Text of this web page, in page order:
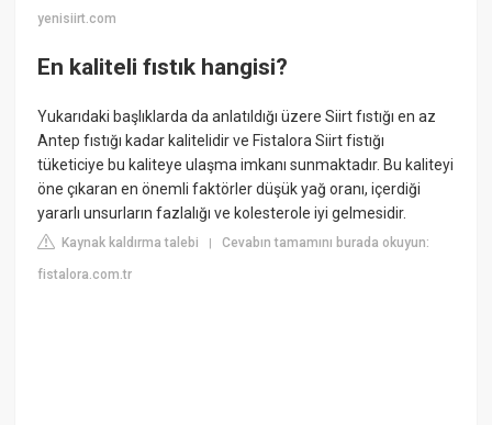
yenisiirt.com
En kaliteli fıstık hangisi?
Yukarıdaki başlıklarda da anlatıldığı üzere Siirt fıstığı en az
Antep fıstığı kadar kalitelidir ve Fistalora Siirt fistığı
tüketiciye bu kaliteye ulaşma imkanı sunmaktadır. Bu kaliteyi
öne çıkaran en önemli faktörler düşük yağ oranı, içerdiği
yararlı unsurların fazlalığı ve kolesterole iyi gelmesidir.
Kaynak kaldırma talebi |Cevabın tamamını burada okuyun:
fistalora.com.tr